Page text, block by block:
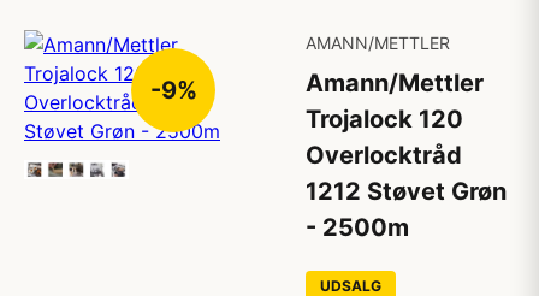
-9%
AMANN/METTLER
Amann/Mettler
Trojalock 120
Overlocktråd
1212 Støvet Grøn
- 2500m
UDSALG